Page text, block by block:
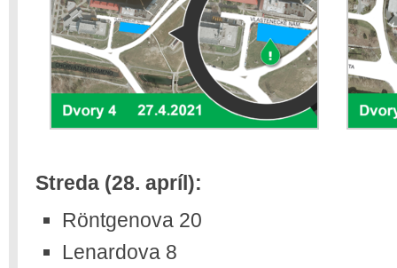
Streda (28. apríl):
Röntgenova 20
Lenardova 8